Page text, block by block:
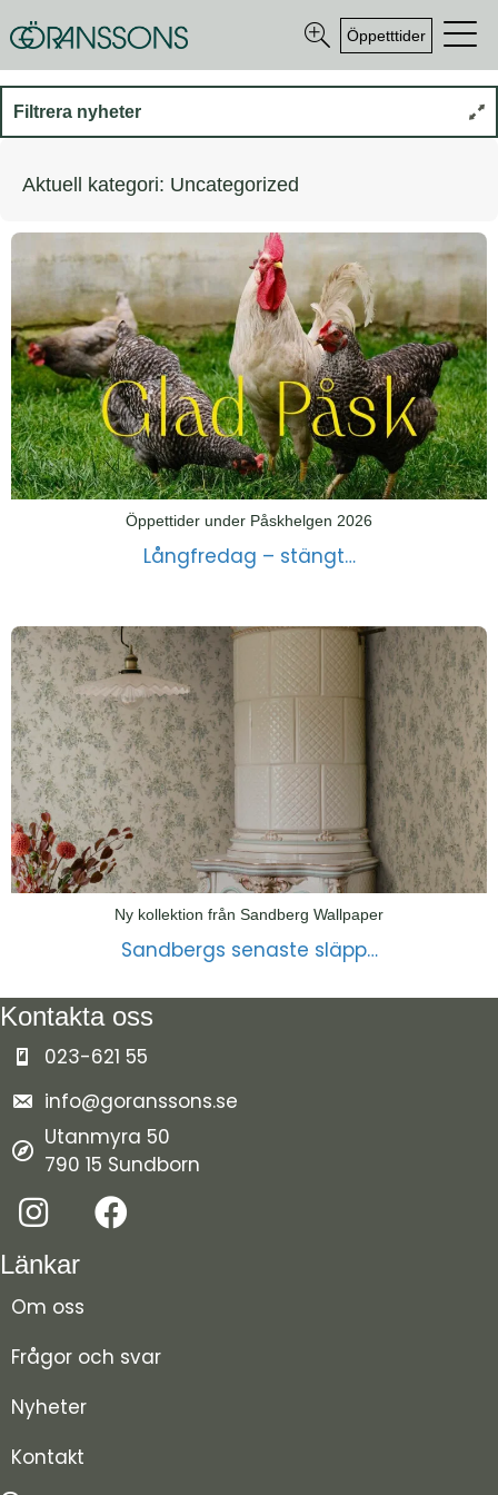
Öppetttider
Filtrera nyheter
Aktuell kategori: Uncategorized
Öppettider under Påskhelgen 2026
Långfredag – stängt…
Ny kollektion från Sandberg Wallpaper
Sandbergs senaste släpp…
Kontakta oss
023-621 55
info@goranssons.se
Utanmyra 50
790 15 Sundborn
Länkar
Om oss
Frågor och svar
Nyheter
Kontakt